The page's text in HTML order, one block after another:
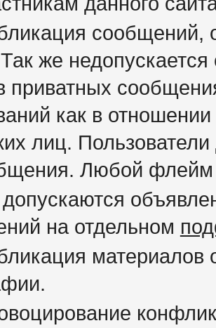
сообщений,
же недопускается
приватных
как в
лиц.
Любой флейм
на отдельном
материалов